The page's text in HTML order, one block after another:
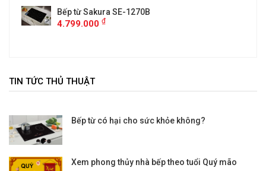
Bếp từ Sakura SE-1270B
4.799.000 ₫
TIN TỨC THỦ THUẬT
Bếp từ có hại cho sức khỏe không?
Xem phong thủy nhà bếp theo tuổi Quý mão